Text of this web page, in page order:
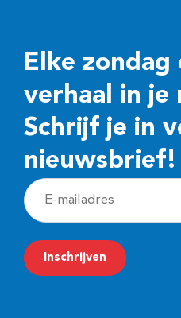
Elke zondag
verhaal in je
Schrijf je in
nieuwsbrief!
E
-
m
a
Inschrijven